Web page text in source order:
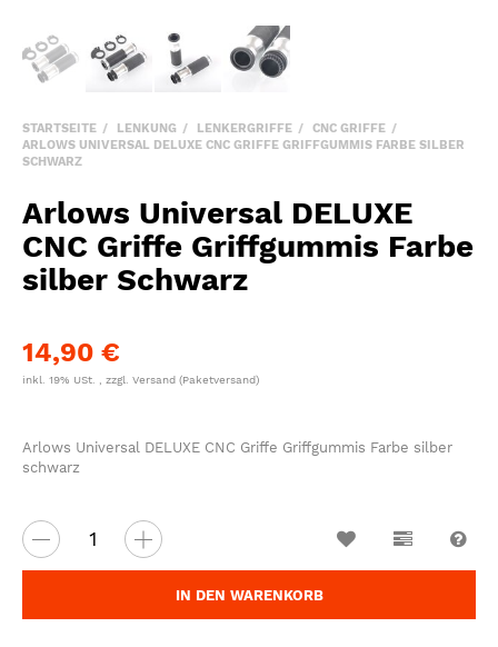
STARTSEITE LENKUNG LENKERGRIFFE
CNC GRIFFE
ARLOWS UNIVERSAL DELUXE CNC GRIFFE GRIFFGUMMIS FARBE SILBER
SCHWARZ
Arlows Universal DELUXE
CNC Griffe Griffgummis Farbe
silber Schwarz
14,90 €
inkl. 19% USt. , zzgl. Versand (Paketversand)
Arlows Universal DELUXE CNC Griffe Griffgummis Farbe silber
schwarz
IN DEN WARENKORB
Wunschzettel